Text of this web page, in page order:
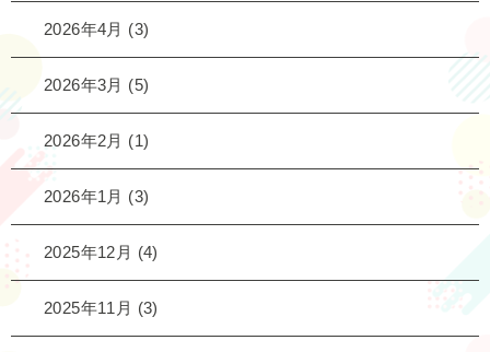
2026年4月 (3)
2026年3月 (5)
2026年2月 (1)
2026年1月 (3)
2025年12月 (4)
2025年11月 (3)